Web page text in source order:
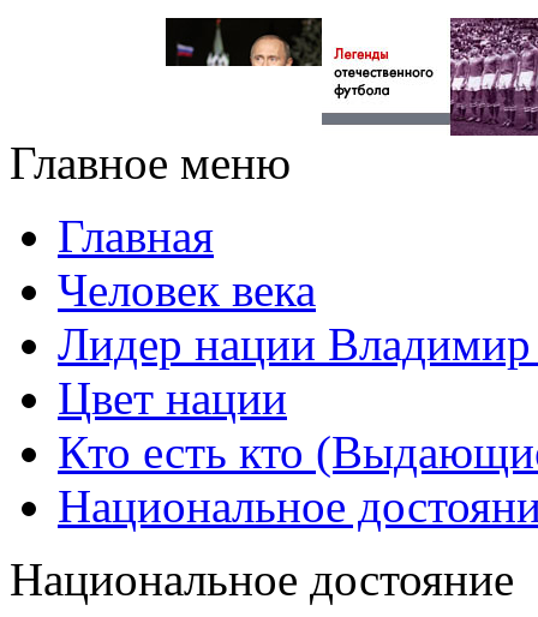
Главное меню
Главная
Человек века
Лидер нации
Цвет нации
Кто есть кто
Национальное
Национальное достояние